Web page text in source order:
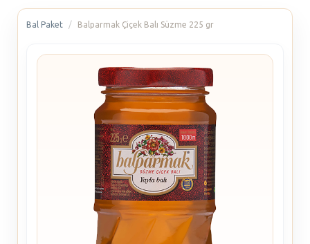
Bal Paket Balparmak Çiçek Balı Süzme 225 gr